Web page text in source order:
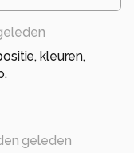
kleuren,
geleden